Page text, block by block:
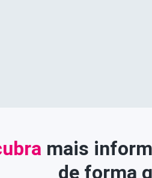
mais
de forma